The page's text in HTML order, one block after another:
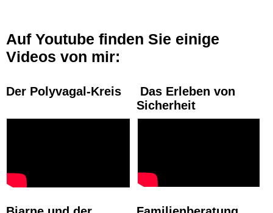
Auf Youtube finden Sie einige
Videos von mir:
Der Polyvagal-Kreis
Das Erleben von
Sicherheit